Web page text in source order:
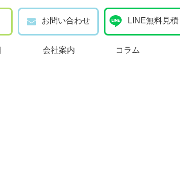
お問い合わせ LINE無料見積
ビス ブログ
会社案内 コラム